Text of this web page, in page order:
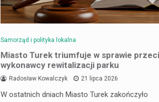
Samorząd i polityka lokalna
Miasto Turek triumfuje w sprawie
wykonawcy rewitalizacji parku
Radosław Kowalczyk 21 lipca 2026
W ostatnich dniach Miasto Turek zakończyło